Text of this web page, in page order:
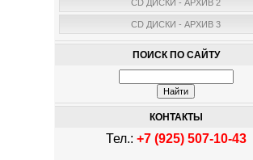
CD ДИСКИ - АРХИВ 2
CD ДИСКИ - АРХИВ 3
ПОИСК ПО САЙТУ
КОНТАКТЫ
Тел.: +7 (925) 507-10-43